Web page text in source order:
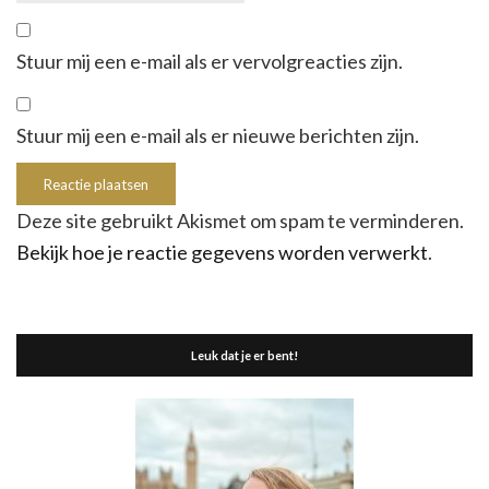
Stuur mij een e-mail als er vervolgreacties zijn.
Stuur mij een e-mail als er nieuwe berichten zijn.
Deze site gebruikt Akismet om spam te verminderen.
Bekijk hoe je reactie gegevens worden verwerkt.
Leuk dat je er bent!